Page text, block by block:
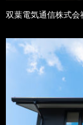
双葉電気通信株式